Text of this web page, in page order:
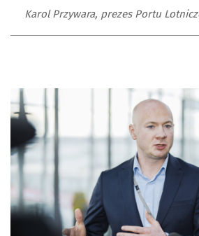
Karol Przywara, prezes Portu